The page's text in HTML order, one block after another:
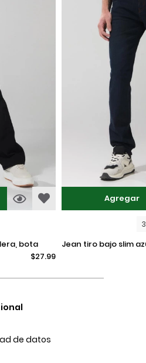
$27.99
Agregar
jean tiro bajo slim azul intenso ajustado
de datos